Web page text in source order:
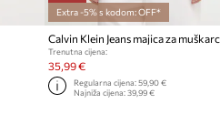
Extra -5% s kodom: OFF*
Trenutna cijena:
35,99 €
Regularna cijena: 59,90 €
Najniža cijena: 39,99 €